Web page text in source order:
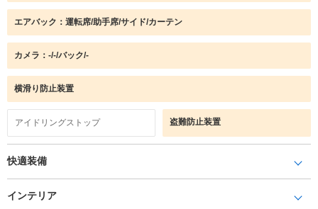
エアバック：運転席/助手席/サイド/カーテン
カメラ：-/-/バック/-
横滑り防止装置
アイドリングストップ 盗難防止装置
快適装備
インテリア